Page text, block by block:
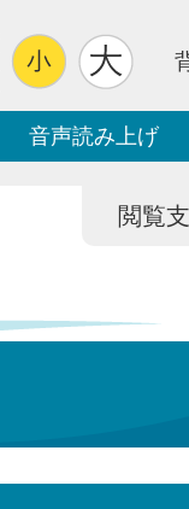
音声読み上げ
閲覧